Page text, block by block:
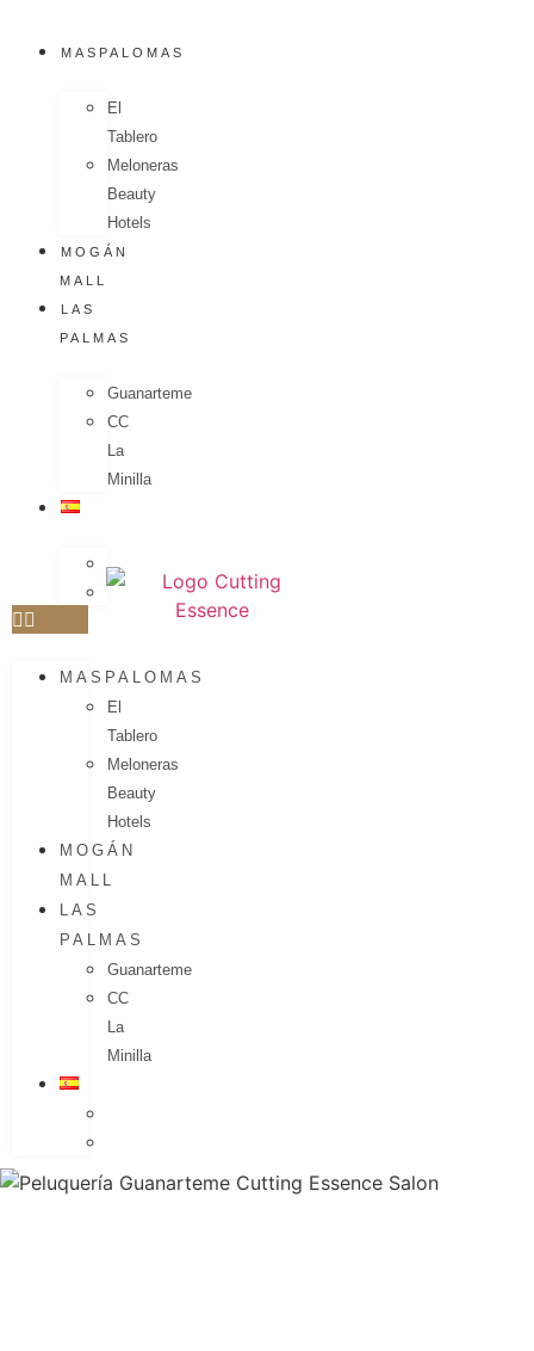
MASPALOMAS
El
Tablero
Meloneras
Beauty
Hotels
MOGÁN
MALL
LAS
PALMAS
Guanarteme
CC
La
Minilla
MASPALOMAS
El
Tablero
Meloneras
Beauty
Hotels
MOGÁN
MALL
LAS
PALMAS
Guanarteme
CC
La
Minilla